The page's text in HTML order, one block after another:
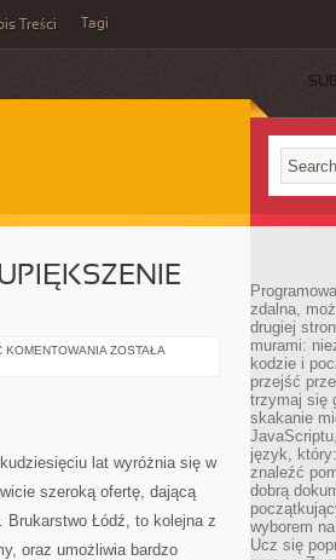
Treści Tagi
KOMENTOWANIA POSZUKUJEMY
ZOSTAŁA
lat wyróżnia się w
szeroką ofertę, dającą
Brukarstwo Łódź, to kolejna z
oraz umożliwia bardzo
zdalna,
drugiej
murami:
kodzie i
przejść
trzymaj się
skakanie
język,
znaleźć
dobrą
wyborem
Ucz się